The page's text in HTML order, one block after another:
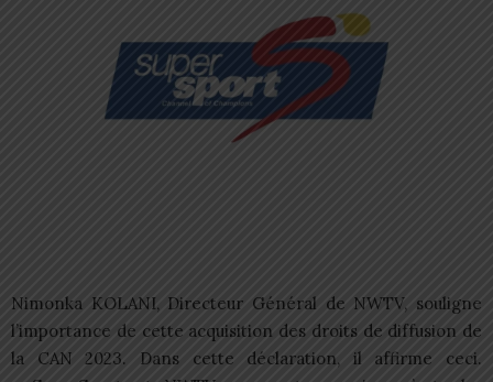
Nimonka KOLANI, Directeur Général de NWTV, souligne
l’importance de cette acquisition des droits de diffusion de
la CAN 2023. Dans cette déclaration, il affirme ceci.